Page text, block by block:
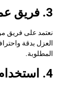
3. فريق عمل متخصص
نعتمد على فريق من
العزل بدقة
المطلوبة.
4. استخدام أفضل المواد العازلة